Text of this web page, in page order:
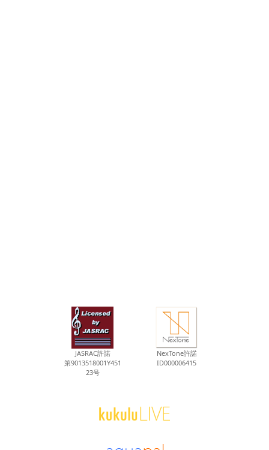
JASRAC許諾
第9013518001Y451
23号
NexTone許諾
ID000006415